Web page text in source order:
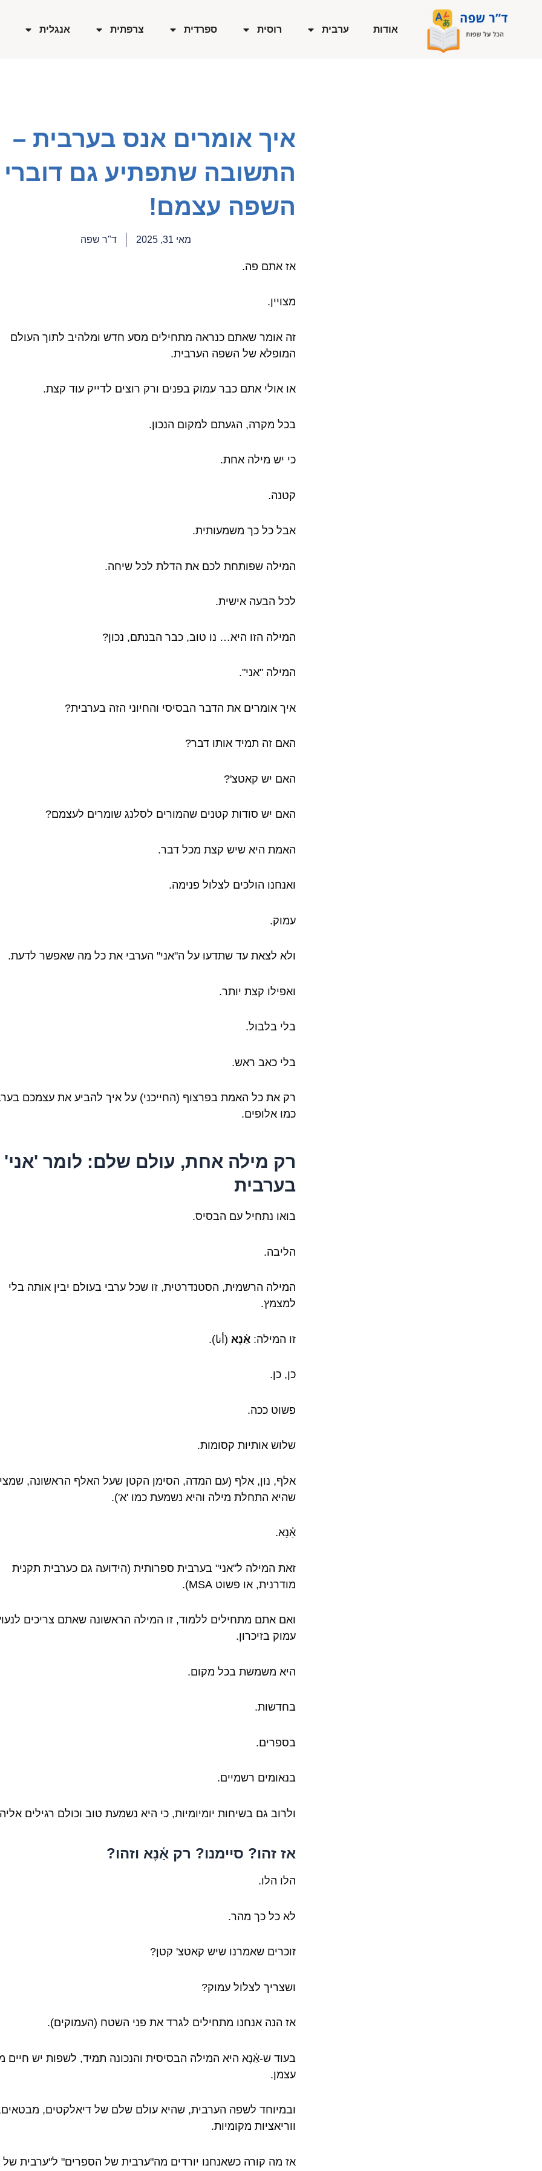
אודות ערבית רוסית ספרדית צרפתית אנגלית
איך אומרים אנס בערבית –
התשובה שתפתיע גם דוברי
השפה עצמם!
מאי 31, 2025 ד"ר שפה
אז אתם פה.
מצויין.
זה אומר שאתם כנראה מתחילים מסע חדש ומלהיב לתוך העולם
המופלא של השפה הערבית.
או אולי אתם כבר עמוק בפנים ורק רוצים לדייק עוד קצת.
בכל מקרה, הגעתם למקום הנכון.
כי יש מילה אחת.
קטנה.
אבל כל כך משמעותית.
המילה שפותחת לכם את הדלת לכל שיחה.
לכל הבעה אישית.
המילה הזו היא… נו טוב, כבר הבנתם, נכון?
המילה "אני".
איך אומרים את הדבר הבסיסי והחיוני הזה בערבית?
האם זה תמיד אותו דבר?
האם יש קאטצ'?
האם יש סודות קטנים שהמורים לסלנג שומרים לעצמם?
האמת היא שיש קצת מכל דבר.
ואנחנו הולכים לצלול פנימה.
עמוק.
ולא לצאת עד שתדעו על ה"אני" הערבי את כל מה שאפשר לדעת.
ואפילו קצת יותר.
בלי בלבול.
בלי כאב ראש.
רק את כל האמת בפרצוף (החייכני) על איך להביע את עצמכם
כמו אלופים.
רק מילה אחת, עולם שלם: לומר 'אני'
בערבית
בואו נתחיל עם הבסיס.
הליבה.
המילה הרשמית, הסטנדרטית, זו שכל ערבי בעולם יבין אותה בלי
למצמץ.
זו המילה:אַ֫נָא (أنا).
כן, כן.
פשוט ככה.
שלוש אותיות קסומות.
אלף, נון, אלף (עם המדה, הסימן הקטן שעל האלף הראשונה,
שהיא התחלת מילה והיא נשמעת כמו 'א').
אַ֫נָא.
זאת המילה ל"אני" בערבית ספרותית (הידועה גם כערבית תקנית
מודרנית, או פשוט MSA).
ואם אתם מתחילים ללמוד, זו המילה הראשונה שאתם צריכים
עמוק בזיכרון.
היא משמשת בכל מקום.
בחדשות.
בספרים.
בנאומים רשמיים.
ולרוב גם בשיחות יומיומיות, כי היא נשמעת טוב וכולם רגילים
אז זהו? סיימנו? רק אַ֫נָא וזהו?
הלו הלו.
לא כל כך מהר.
זוכרים שאמרנו שיש קאטצ' קטן?
ושצריך לצלול עמוק?
אז הנה אנחנו מתחילים לגרד את פני השטח (העמוקים).
בעוד ש-אַ֫נָא היא המילה הבסיסית והנכונה תמיד, לשפות יש חיים
עצמן.
ובמיוחד לשפה הערבית, שהיא עולם שלם של דיאלקטים,
ווריאציות מקומיות.
אז מה קורה כשאנחנו יורדים מה"ערבית של הספרים" ל"ערבית של